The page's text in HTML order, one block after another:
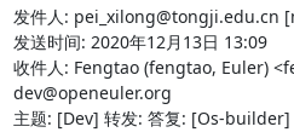
发件人: pei_xilong@tongji.edu.cn
发送时间: 2020年12月13日 13:09
收件人: Fengtao (fengtao, Euler)
dev@openeuler.org
主题: [Dev] 转发: 答复: [Os-